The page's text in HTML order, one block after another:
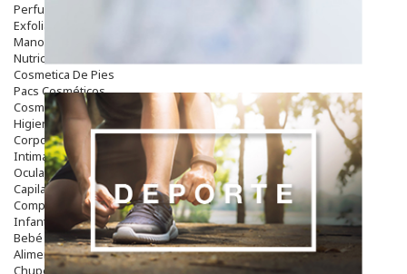
Perfumes Y Colonias
Exfoliantes Corporales
Manos Y Uñas
Nutricosmética
Cosmetica De Pies
Pacs Cosméticos
Cosmetica Facial Piel Sensible
Higiene
Corporal
Intima
Ocular
Capilar
Complementos
Infantil
Bebé
Alimentación Y Complementos
Chupetes Y Mordedores